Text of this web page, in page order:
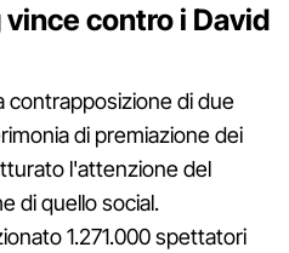
contro i David
contrapposizione di due
di premiazione dei
l'attenzione del
di quello social.
1.271.000 spettatori